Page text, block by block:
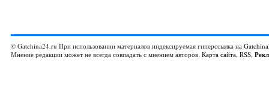
© Gatchina24.ru При использовании материалов индексируемая гиперссылка на
Мнение редакции может не всегда совпадать с мнением авторов. Карта сайта, RSS,